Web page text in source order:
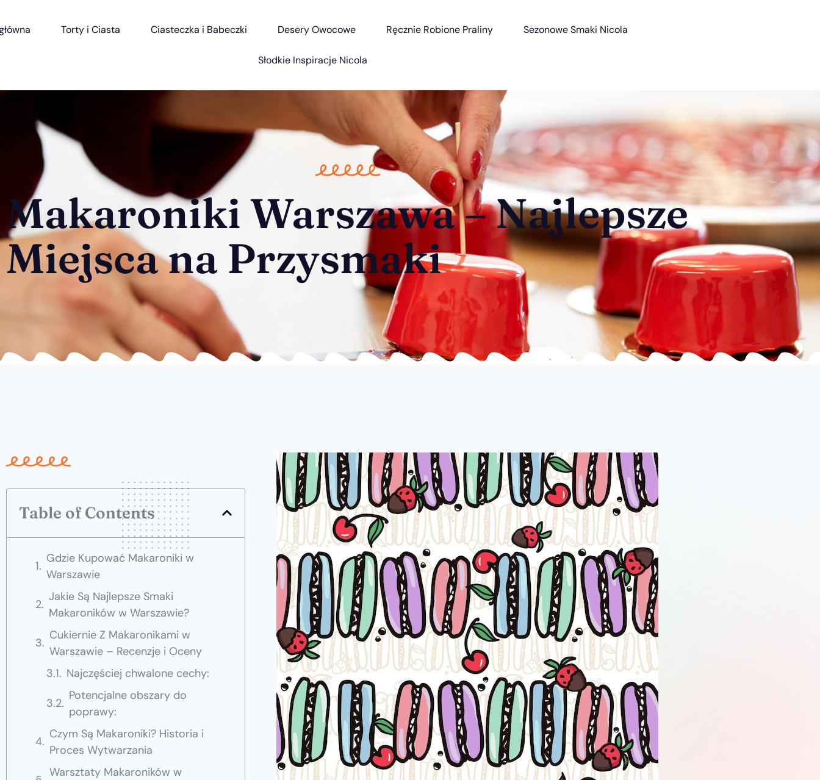
Torty i Ciasta Ciasteczka i Babeczki Desery Owocowe Ręcznie Robione Praliny Sezonowe Smaki Nicola
Słodkie Inspiracje Nicola
Makaroniki Warszawa – Najlepsze
Miejsca na Przysmaki
Table of Contents
Gdzie Kupować Makaroniki w
Warszawie
Jakie Są Najlepsze Smaki
Makaroników w Warszawie?
Cukiernie Z Makaronikami w
Warszawie – Recenzje i Oceny
Najczęściej chwalone cechy:
Potencjalne obszary do
poprawy:
Czym Są Makaroniki? Historia i
Proces Wytwarzania
Warsztaty Makaroników w